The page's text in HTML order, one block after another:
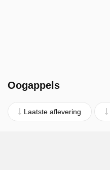
Oogappels
Laatste aflevering